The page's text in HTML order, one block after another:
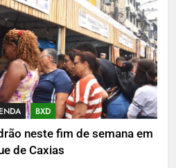
BXD
neste fim de semana em
de Caxias